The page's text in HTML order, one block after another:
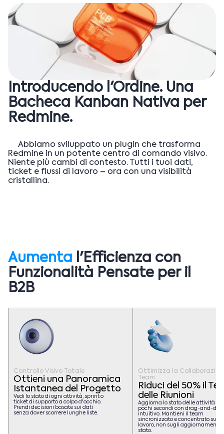
Introducendo l'Ordine. Una
Bacheca Kanban Nativa per
Redmine.
Abbiamo sviluppato un plugin che trasforma
Redmine in un potente centro di comando visivo.
Niente più cambi di contesto. Tutti i tuoi dati,
ticket e flussi di lavoro – ora con una visibilità
cristallina.
Aumenta l'Efficienza con
Funzionalità Pensate per il
B2B
Controllo Visivo Totale
Ottieni una Panoramica
Istantanea del Progetto
Vedi lo stato di ogni attività, sprint o
ticket di supporto a colpo d'occhio.
Prendi decisioni basate sui dati
senza dover scorrere lunghe liste.
Ottimizza la
Team
Riduci del 50% il
delle Riunioni
Aggiorna lo stato delle attività in
pochi secondi con drag-and-
intuitivo. Mantieni il team
sincronizzato e concentrato sul
lavoro, non sugli aggiornamenti
stato.